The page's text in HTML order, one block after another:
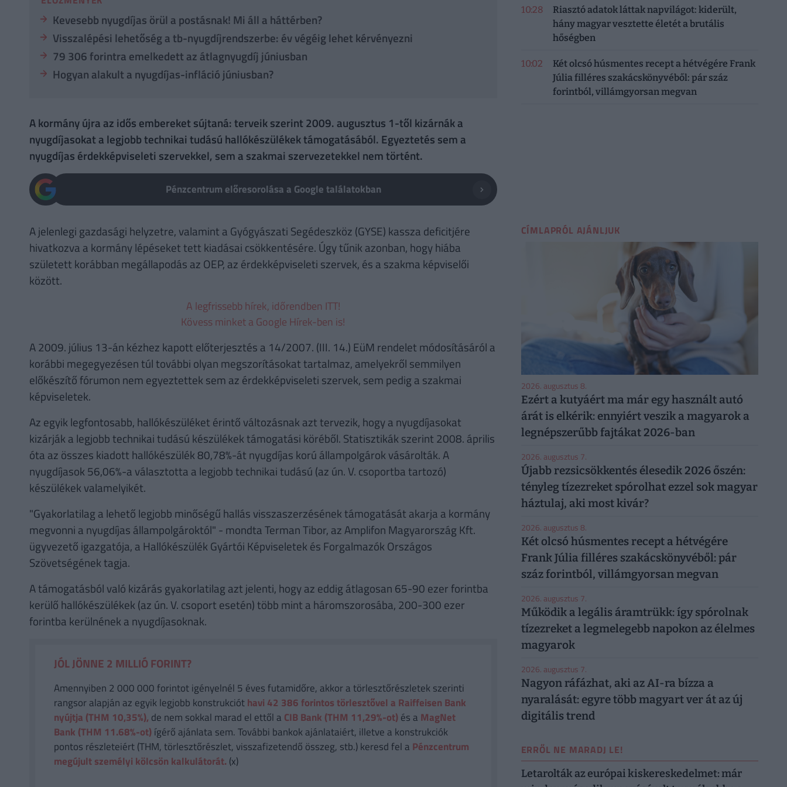
Kevesebb nyugdíjas örül a postásnak! Mi áll a háttérben?
Visszalépési lehetőség a tb-nyugdíjrendszerbe: év végéig lehet kérvényezni
79 306 forintra emelkedett az átlagnyugdíj júniusban
Hogyan alakult a nyugdíjas-infláció júniusban?
A kormány újra az idős embereket sújtaná: terveik szerint 2009. augusztus 1-től kizárnák a
nyugdíjasokat a legjobb technikai tudású hallókészülékek támogatásából. Egyeztetés sem a
nyugdíjas érdekképviseleti szervekkel, sem a szakmai szervezetekkel nem történt.
Pénzcentrum előresorolása a Google találatokban
A jelenlegi gazdasági helyzetre, valamint a Gyógyászati Segédeszköz (GYSE) kassza deficitjére
hivatkozva a kormány lépéseket tett kiadásai csökkentésére. Úgy tűnik azonban, hogy hiába
született korábban megállapodás az OEP, az érdekképviseleti szervek, és a szakma képviselői
között.
A legfrissebb hírek, időrendben ITT!
Kövess minket a Google Hírek-ben is!
A 2009. július 13-án kézhez kapott előterjesztés a 14/2007. (III. 14.) EüM rendelet módosításáról a
korábbi megegyezésen túl további olyan megszorításokat tartalmaz, amelyekről semmilyen
előkészítő fórumon nem egyeztettek sem az érdekképviseleti szervek, sem pedig a szakmai
képviseletek.
Az egyik legfontosabb, hallókészüléket érintő változásnak azt tervezik, hogy a nyugdíjasokat
kizárják a legjobb technikai tudású készülékek támogatási köréből. Statisztikák szerint 2008. április
óta az összes kiadott hallókészülék 80,78%-át nyugdíjas korú állampolgárok vásárolták. A
nyugdíjasok 56,06%-a választotta a legjobb technikai tudású (az ún. V. csoportba tartozó)
készülékek valamelyikét.
"Gyakorlatilag a lehető legjobb minőségű hallás visszaszerzésének támogatását akarja a kormány
megvonni a nyugdíjas állampolgároktól" - mondta Terman Tibor, az Amplifon Magyarország Kft.
ügyvezető igazgatója, a Hallókészülék Gyártói Képviseletek és Forgalmazók Országos
Szövetségének tagja.
A támogatásból való kizárás gyakorlatilag azt jelenti, hogy az eddig átlagosan 65-90 ezer forintba
kerülő hallókészülékek (az ún. V. csoport esetén) több mint a háromszorosába, 200-300 ezer
forintba kerülnének a nyugdíjasoknak.
JÓL JÖNNE 2 MILLIÓ FORINT?
Amennyiben 2 000 000 forintot igényelnél 5 éves futamidőre, akkor a törlesztőrészletek szerinti
rangsor alapján az egyik legjobb konstrukcióthavi 42 386 forintos törlesztővel a Raiffeisen Bank
nyújtja (THM 10,35%), de nem sokkal marad el ettől a CIB Bank (THM 11,29%-ot)és a MagNet
Bank (THM 11.68%-ot)ígérő ajánlata sem. További bankok ajánlataiért, illetve a konstrukciók
pontos részleteiért (THM, törlesztőrészlet, visszafizetendő összeg, stb.) keresd fel a Pénzcentrum
megújult személyi kölcsön kalkulátorát. (x)
10:28
Riasztó adatok láttak napvilágot: kiderült,
hány magyar vesztette életét a brutális
hőségben
10:02
Két olcsó húsmentes recept a hétvégére Frank
Júlia filléres szakácskönyvéből: pár száz
forintból, villámgyorsan megvan
CÍMLAPRÓL AJÁNLJUK
2026. augusztus 8.
Ezért a kutyáért ma már egy használt autó
árát is elkérik: ennyiért veszik a magyarok a
legnépszerűbb fajtákat 2026-ban
2026. augusztus 7.
Újabb rezsicsökkentés élesedik 2026 őszén:
tényleg tízezreket spórolhat ezzel sok magyar
háztulaj, aki most kivár?
2026. augusztus 8.
Két olcsó húsmentes recept a hétvégére
Frank Júlia filléres szakácskönyvéből: pár
száz forintból, villámgyorsan megvan
2026. augusztus 7.
Működik a legális áramtrükk: így spórolnak
tízezreket a legmelegebb napokon az élelmes
magyarok
2026. augusztus 7.
Nagyon ráfázhat, aki az AI-ra bízza a
nyaralását: egyre több magyart ver át az új
digitális trend
ERRŐL NE MARADJ LE!
Letarolták az európai kiskereskedelmet: már